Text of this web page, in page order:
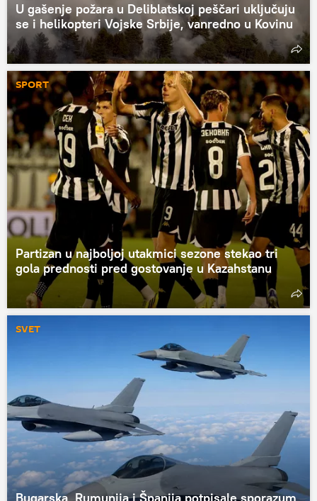
U gašenje požara u Deliblatskoj peščari uključuju
se i helikopteri Vojske Srbije, vanredno u Kovinu
SPORT
Partizan u najboljoj utakmici sezone stekao tri
gola prednosti pred gostovanje u Kazahstanu
SVET